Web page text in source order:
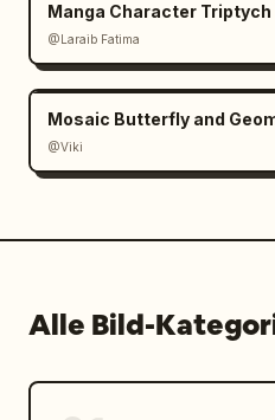
Manga Character Triptych
@Laraib Fatima‎
Mosaic Butterfly and
@Viki
Alle Bild-